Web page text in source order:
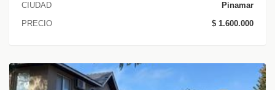
CIUDAD
Pinamar
PRECIO
$ 1.600.000